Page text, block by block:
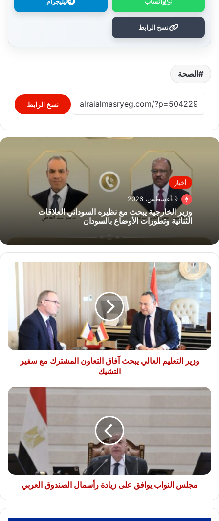
نسخ الرابط
الصحة
نسخ الرابط
أخبار
9 أغسطس، 2026
وزير الخارجية يبحث مع نظيره السوداني العلاقات
الثنائية وتطورات الأوضاع بالسودان
وزير
التعليم
العالي
يبحث
آفاق
التعاون
المشترك
مع
سفير
التشيكوزير التعليم العالي يبحث آفاق التعاون المشترك مع سفير
التشيك
مجلس
الصندوق
العربي
مجلس النواب يوافق على زيادة رأسمال الصندوق العربي